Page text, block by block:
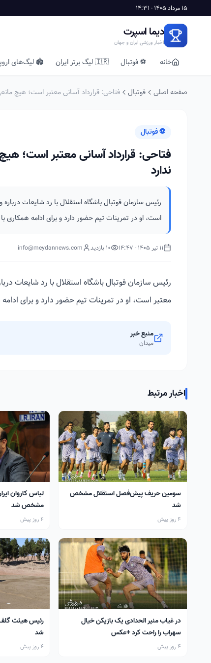
15 مرداد 1405 - 14:31
دیما اسپرت
اخبار ورزشی ایران و جهان
خانه ⚽ فوتبال 🇮🇷 لیگ برتر ایران 🏟️ لیگ‌های
صفحه اصلی فوتبال فتاحی: قرارداد آسانی معتبر است؛ هیچ
⚽ فوتبال
فتاحی: قرارداد آسانی معتبر است؛
ندارد
رئیس سازمان فوتبال باشگاه استقلال با رد شایعات
است، او در تمرینات تیم حضور دارد و برای ادامه همکاری
11 تیر 1405 - 14:47 10 بازدید info@meydannews.com
رئیس سازمان فوتبال باشگاه استقلال با رد شایعات
معتبر است، او در تمرینات تیم حضور دارد و برای
منبع خبر
میدان
اخبار مرتبط
سومین حریف پیش‌فصل استقلال مشخص
شد
4 روز پیش
لباس کاروان
مشخص شد
4 روز پیش
در غیاب منیر الحدادی یک بازیکن خیال
سهراب را راحت کرد +عکس
4 روز پیش
رئیس هیئت
شد
4 روز پیش